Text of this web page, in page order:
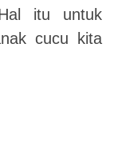
itu untuk
cucu kita